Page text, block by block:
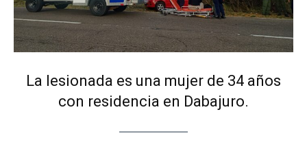
La lesionada es una mujer de 34 años
con residencia en Dabajuro.